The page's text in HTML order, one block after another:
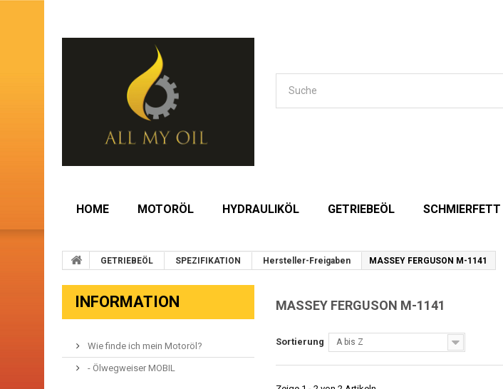
HOME MOTORÖL HYDRAULIKÖL GETRIEBEÖL SCHMIERFETT
GETRIEBEÖL SPEZIFIKATION Hersteller-Freigaben MASSEY FERGUSON M-1141
INFORMATION
Wie finde ich mein Motoröl?
- Ölwegweiser MOBIL
MASSEY FERGUSON M-1141
Sortierung A bis Z